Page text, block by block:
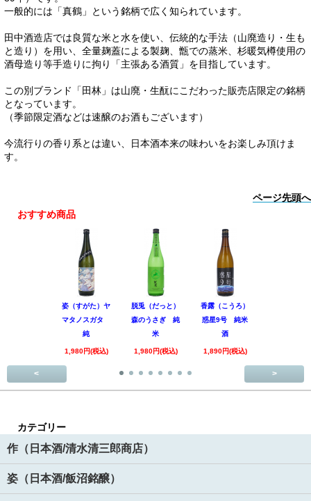
一般的には「真鶴」という銘柄で広く知られています。
田中酒造店では良質な米と水を使い、伝統的な手法（山廃造り・生も
と造り）を用い、全量麹蓋による製麹、甑での蒸米、杉暖気樽使用の
酒母造り等手造りに拘り「主張ある酒質」を目指しています。
この別ブランド「田林」は山廃・生酛にこだわった販売店限定の銘柄
となっています。
（季節限定酒などは速醸のお酒もございます）
今流行りの香り系とは違い、日本酒本来の味わいをお楽しみ頂けま
す。
ページ先頭へ
おすすめ商品
姿（すがた）ヤ
マタノスガタ
純
1,980円(税込)
脱兎（だっと）
森のうさぎ 純
米
1,980円(税込)
香露（こうろ）
惑星9号 純米
酒
1,890円(税込)
< >
カテゴリー
作（日本酒/清水清三郎商店）
姿（日本酒/飯沼銘醸）